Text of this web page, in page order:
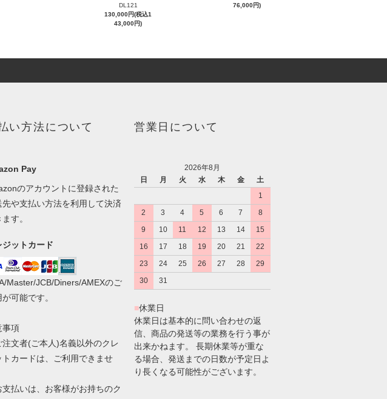
DL121
130,000円(税込1
43,000円)
76,000円)
い方法について
Pay
のアカウントに登録された
先や支払い方法を利用して決済
ます。
ジットカード
Master/JCB/Diners/AMEXのご
可能です。
事項
文者(ご本人)名義以外のクレ
トカードは、ご利用できませ
払いは、お客様がお持ちのク
営業日について
2026年8月
日
月 火 水 木 金
土
1
2
3 4 5 6 7
8
9
10 11 12 13 14
15
16
17 18 19 20 21
22
23
24 25 26 27 28
29
30
31
■休業日
休業日は基本的に問い合わせの返
信、商品の発送等の業務を行う事が
出来かねます。 長期休業等が重な
る場合、発送までの日数が予定日よ
り長くなる可能性がございます。